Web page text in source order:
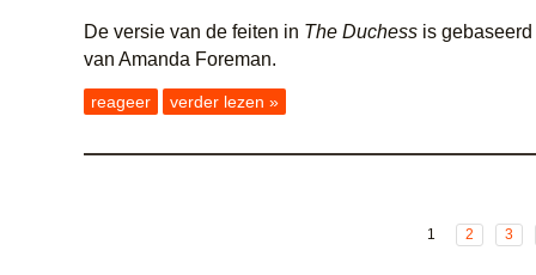
De versie van de feiten in The Duchess is
van Amanda Foreman.
reageer verder lezen »
1 2 3